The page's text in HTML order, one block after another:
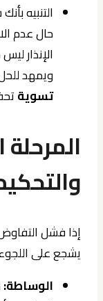
التنبيه
حال عدم
الإنذار
ويمهد
تسوية
إذا فشل
يشجع على اللجوء
الوساطة: